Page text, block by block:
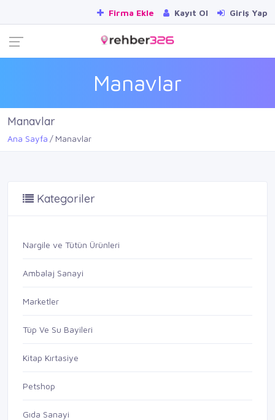
Firma Ekle Kayıt Ol Giriş Yap
Manavlar
Manavlar
Ana Sayfa Manavlar
Kategoriler
Nargile ve Tütün Ürünleri
Ambalaj Sanayi
Marketler
Tüp Ve Su Bayileri
Kitap Kırtasiye
Petshop
Gıda Sanayi